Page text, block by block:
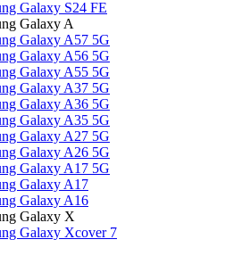
Galaxy S24 FE
Galaxy A
Galaxy A57 5G
Galaxy A56 5G
Galaxy A55 5G
Galaxy A37 5G
Galaxy A36 5G
Galaxy A35 5G
Galaxy A27 5G
Galaxy A26 5G
Galaxy A17 5G
Galaxy A17
Galaxy A16
Galaxy X
Galaxy Xcover 7